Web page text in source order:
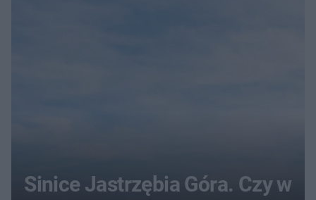
Sinice Jastrzębia Góra. Czy w